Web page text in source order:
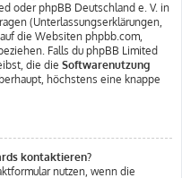
oder phpBB Deutschland e. V. in
(Unterlassungserklärungen,
auf die Websiten phpbb.com,
Falls du phpBB Limited
die die Softwarenutzung
höchstens eine knappe
kontaktieren?
nutzen, wenn die